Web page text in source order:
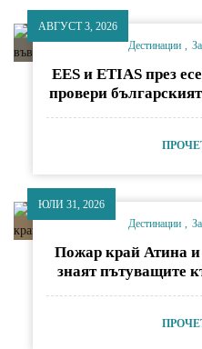
АВГУСТ 3, 2026
Дестинации
EES и ETIAS през
провери
ЮЛИ 31, 2026
Дестинации
Пожар край Атина и
знаят пътуващите